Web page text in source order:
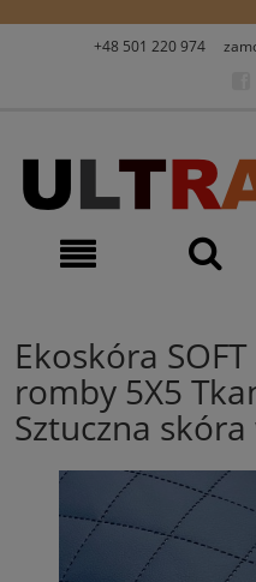
+48 501 220 974
Ekoskóra
romby 5X5
Sztuczna